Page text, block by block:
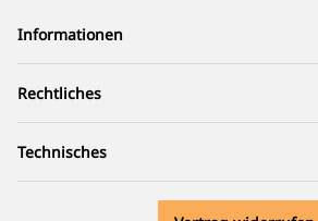
Informationen
Rechtliches
Technisches